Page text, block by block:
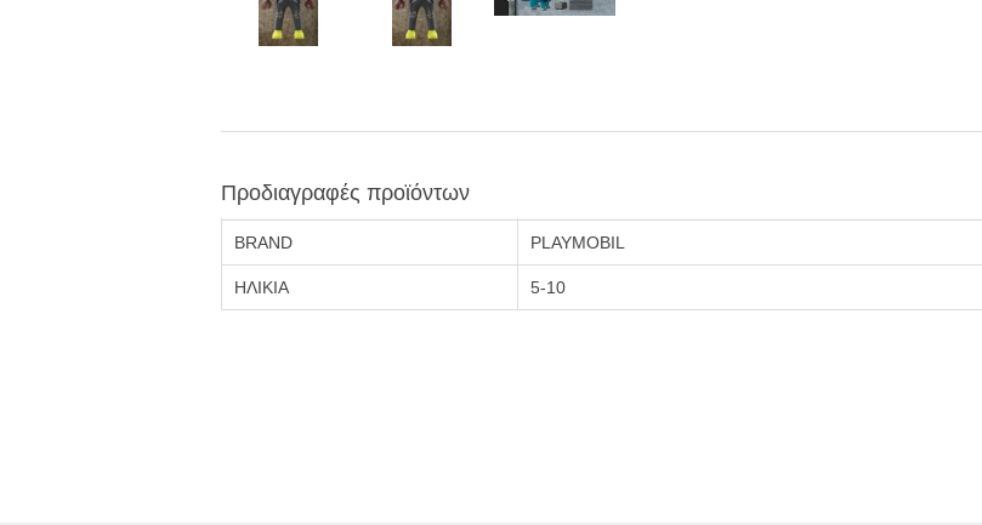
Προδιαγραφές προϊόντων
BRAND PLAYMOBIL
ΗΛΙΚΙΑ 5-10